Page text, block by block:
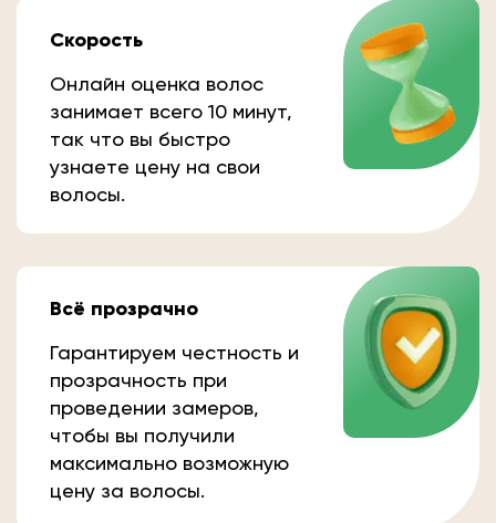
Скорость
Онлайн оценка волос
занимает всего 10 минут,
так что вы быстро
узнаете цену на свои
волосы.
Всё прозрачно
Гарантируем честность и
прозрачность при
проведении замеров,
чтобы вы получили
максимально возможную
цену за волосы.